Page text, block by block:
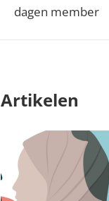
dagen member
Artikelen